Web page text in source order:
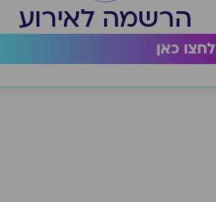
הרשמה לאירוע
לחצו כאן